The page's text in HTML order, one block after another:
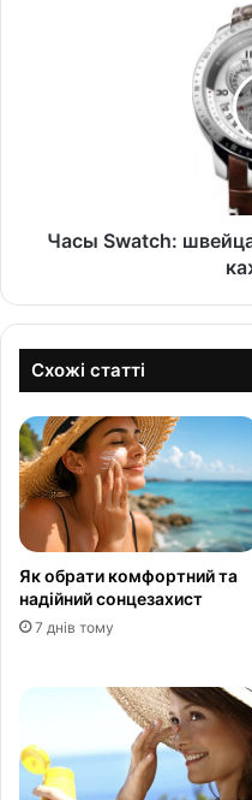
Часы Swatch:
Схожі статті
Як обрати комфортний та
надійний сонцезахист
7 днів тому